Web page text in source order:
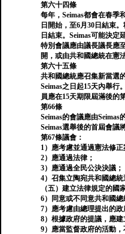
第六十四條
每年，Seimas都會在春季
日開始，至6月30日結束
日結束。Seimas可能決定
特別會議應由議長議長應
開，或由共和國總統在憲
第六十五條
共和國總統應召集新當選
Seimas之日起15天內舉行
員應在15天期限屆滿後的
第66條
Seimas的會議應由Seimas
Seimas選舉後的首屆會議
第67條議會：
1）應考慮並通過憲法修正
2）應通過法律；
3）應通過全民公決決議；
4）召集立陶宛共和國總統
（五）建立法律規定的國
6）同意或不同意共和國
7）應考慮由總理提出的
8）根據政府的提議，應
9）應當監督政府的活動